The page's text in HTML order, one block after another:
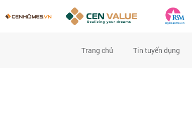
Trang chủ (current)Tin tuyển dụng